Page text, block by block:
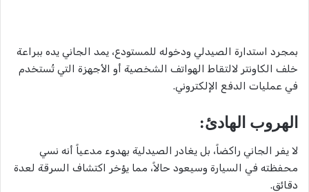
​بمجرد استدارة الصيدلي ودخوله للمستودع، يمد الجاني يده ببراعة
خلف الكاونتر لالتقاط الهواتف الشخصية أو الأجهزة التي تُستخدم
في عمليات الدفع الإلكتروني.
​الهروب الهادئ:
لا يفر الجاني راكضاً، بل يغادر الصيدلية بهدوء مدعياً أنه نسي
محفظته في السيارة وسيعود حالاً، مما يؤخر اكتشاف السرقة لعدة
دقائق.